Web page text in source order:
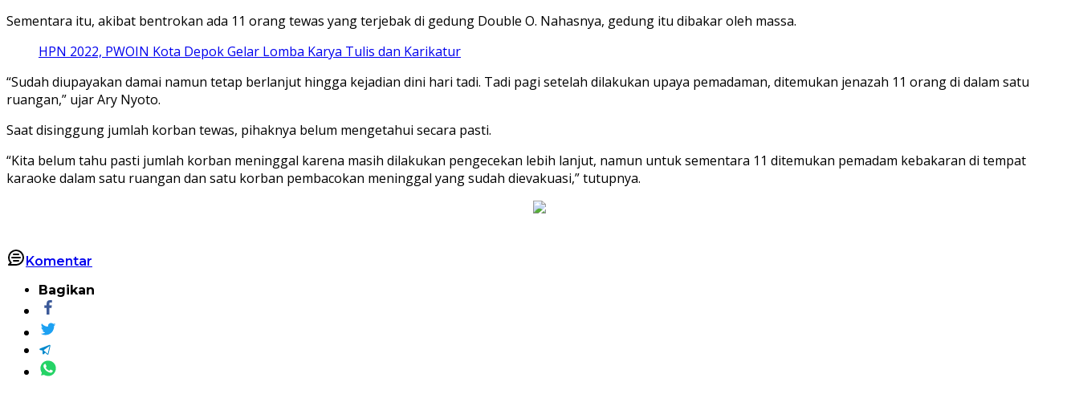
Sementara itu, akibat bentrokan ada 11 orang tewas yang terjebak di gedung Double O. Nahasnya, gedung itu dibakar oleh massa.
HPN 2022, PWOIN Kota Depok Gelar Lomba Karya Tulis dan Karikatur
“Sudah diupayakan damai namun tetap berlanjut hingga kejadian dini hari tadi. Tadi pagi setelah dilakukan upaya pemadaman, ditemukan jenazah 11 orang di dalam satu
ruangan,” ujar Ary Nyoto.
Saat disinggung jumlah korban tewas, pihaknya belum mengetahui secara pasti.
“Kita belum tahu pasti jumlah korban meninggal karena masih dilakukan pengecekan lebih lanjut, namun untuk sementara 11 ditemukan pemadam kebakaran di tempat
karaoke dalam satu ruangan dan satu korban pembacokan meninggal yang sudah dievakuasi,” tutupnya.
Komentar
Bagikan